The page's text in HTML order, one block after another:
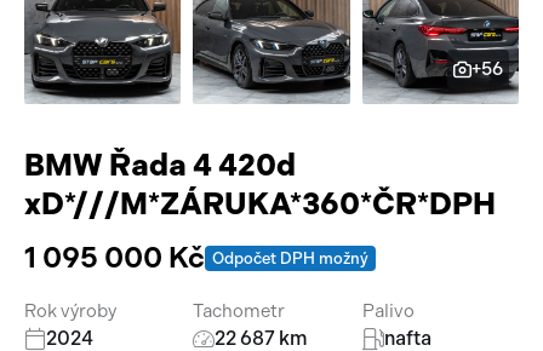
Pracovní stroje
Náhradní díly
Auto a život
Videa
+56
BMW Řada 4 420d
xD*///M*ZÁRUKA*360*ČR*DPH
1 095 000 Kč Odpočet DPH možný
Rok výroby
2024
Tachometr
22 687 km
Palivo
nafta